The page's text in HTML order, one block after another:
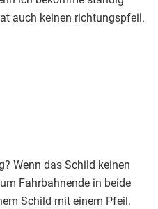
auch keinen richtungspfeil.
Wenn das Schild keinen
Fahrbahnende in beide
Schild mit einem Pfeil.